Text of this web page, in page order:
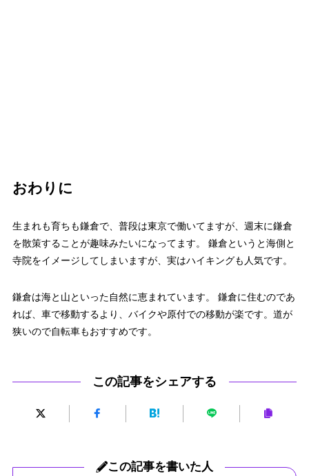
おわりに
生まれも育ちも鎌倉で、普段は東京で働いてますが、週末に鎌倉
を散策することが趣味みたいになってます。 鎌倉というと海側と
寺院をイメージしてしまいますが、実はハイキングも人気です。
鎌倉は海と山といった自然に恵まれています。 鎌倉に住むのであ
れば、車で移動するより、バイクや原付での移動が楽です。道が
狭いので自転車もおすすめです。
この記事をシェアする
この記事を書いた人